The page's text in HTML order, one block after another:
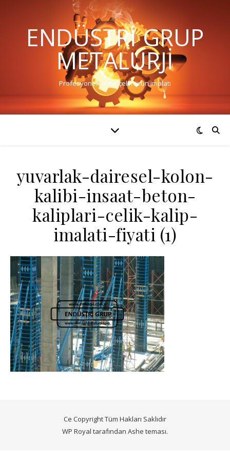
ENDÜSTRI GRUP
METALURJI
Profesyonel demir çelik ürün imalatı
yuvarlak-dairesel-kolon-
kalibi-insaat-beton-
kaliplari-celik-kalip-
imalati-fiyati (1)
Ce Copyright Tüm Hakları Saklıdır
WP Royal tarafından Ashe teması.